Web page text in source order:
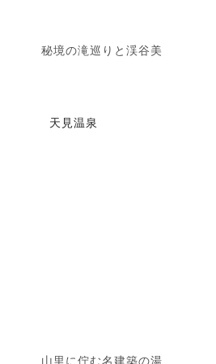
秘境の滝巡りと渓谷美
天見温泉
山里に佇む名建築の湯